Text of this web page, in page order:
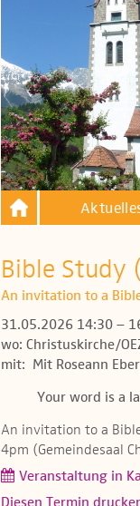
Bible Study
An invitation to a
31.05.2026 14:30 –
wo: Christuskirche/
mit: Mit Roseann
Your word is a
An invitation to a
4pm (Gemeindesaal
Veranstaltung in